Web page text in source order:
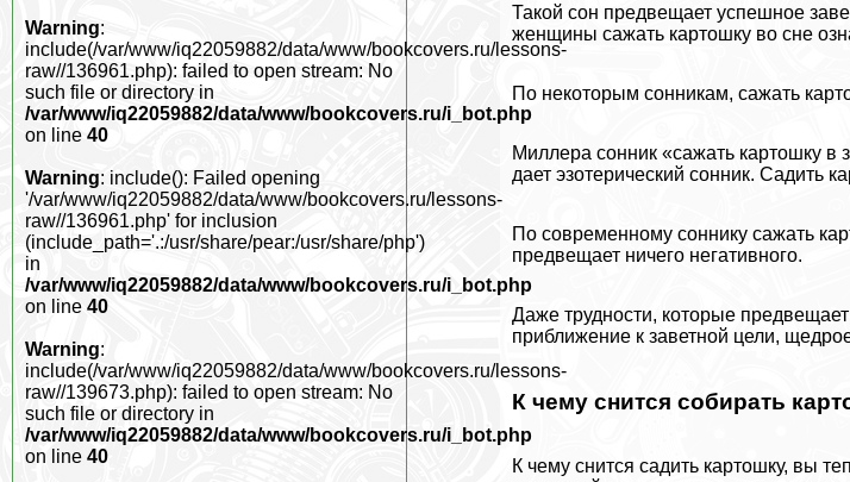
Такой сон предвещает успешное
женщины сажать картошку во сне
По некоторым сонникам, сажать
Миллера сонник «сажать картошку в
дает эзотерический сонник. Садить
По современному соннику сажать
предвещает ничего негативного.
Даже трудности, которые
приближение к заветной цели,
К чему снится собирать
К чему снится садить картошку, вы
Warning:
include(/var/www/iq22059882/data/www/bookcovers.ru/lessons-
raw//136961.php): failed to open stream: No
such file or directory in
/var/www/iq22059882/data/www/bookcovers.ru/i_bot.php
on line 40
Warning: include(): Failed opening
'/var/www/iq22059882/data/www/bookcovers.ru/lessons-
raw//136961.php' for inclusion
(include_path='.:/usr/share/pear:/usr/share/php')
in
/var/www/iq22059882/data/www/bookcovers.ru/i_bot.php
on line 40
Warning:
include(/var/www/iq22059882/data/www/bookcovers.ru/lessons-
raw//139673.php): failed to open stream: No
such file or directory in
/var/www/iq22059882/data/www/bookcovers.ru/i_bot.php
on line 40